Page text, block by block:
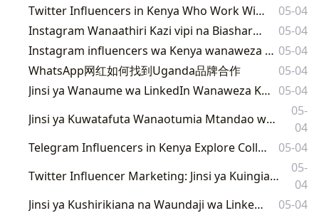
Twitter Influencers in Kenya Who Work With Turkey Brands
05-04
Instagram Wanaathiri Kazi vipi na Biashara za Tanzania
05-04
Instagram influencers wa Kenya wanaweza vipi kushirikiana na bidhaa za Ethiopia? 05-04
WhatsApp网红如何找到Uganda品牌合作
05-04
Jinsi ya Wanaume wa LinkedIn Wanaweza Kufanya Kazi na Kampuni za Afrika Kusini 05-04
Jinsi ya Kuwatafuta Wanaotumia Mtandao wa Twitter kwa Uhamasishaji wa Kibiashara nchini Marekani
05-
04
Telegram Influencers in Kenya Explore Collaborations with Italian Brands
05-04
Twitter Influencer Marketing: Jinsi ya Kuingia Kwa Ushirikiano na Bidhaa za Netherlands Katika Kenya
05-
04
Jinsi ya Kushirikiana na Waundaji wa LinkedIn katika Kenya
05-04